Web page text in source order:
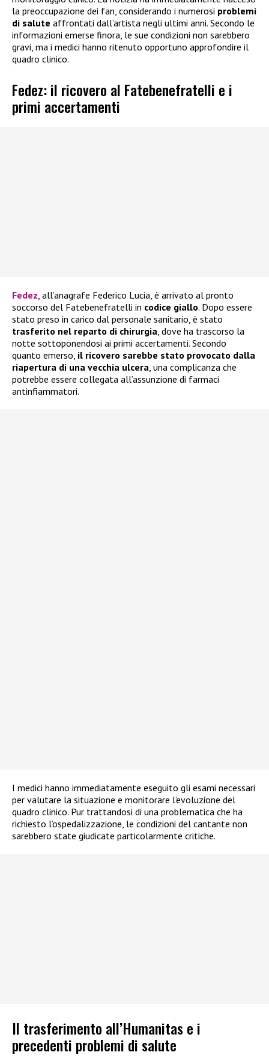
la preoccupazione dei fan, considerando i numerosi problemi
di salute affrontati dall’artista negli ultimi anni. Secondo le
informazioni emerse finora, le sue condizioni non sarebbero
gravi, ma i medici hanno ritenuto opportuno approfondire il
quadro clinico.
Fedez: il ricovero al Fatebenefratelli e i
primi accertamenti
Fedez , all’anagrafe Federico Lucia, è arrivato al pronto
soccorso del Fatebenefratelli in codice giallo. Dopo essere
stato preso in carico dal personale sanitario, è stato
trasferito nel reparto di chirurgia , dove ha trascorso la
notte sottoponendosi ai primi accertamenti. Secondo
quanto emerso, il ricovero sarebbe stato provocato dalla
riapertura di una vecchia ulcera , una complicanza che
potrebbe essere collegata all’assunzione di farmaci
antinfiammatori.
I medici hanno immediatamente eseguito gli esami necessari
per valutare la situazione e monitorare l’evoluzione del
quadro clinico. Pur trattandosi di una problematica che ha
richiesto l’ospedalizzazione, le condizioni del cantante non
sarebbero state giudicate particolarmente critiche.
Il trasferimento all’Humanitas e i
precedenti problemi di salute